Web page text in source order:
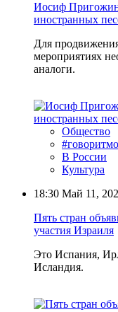
Иосиф Пригожин
иностранных
Для
мероприятиях
аналоги.
Общество
В России
Культура
18:30 Май 11,
Пять стран
участия Израиля
Это Испания,
Исландия.